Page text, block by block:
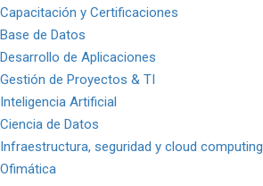
Capacitación y Certificaciones
Base de Datos
Desarrollo de Aplicaciones
Gestión de Proyectos & TI
Inteligencia Artificial
Ciencia de Datos
Infraestructura, seguridad y cloud computing
Ofimática